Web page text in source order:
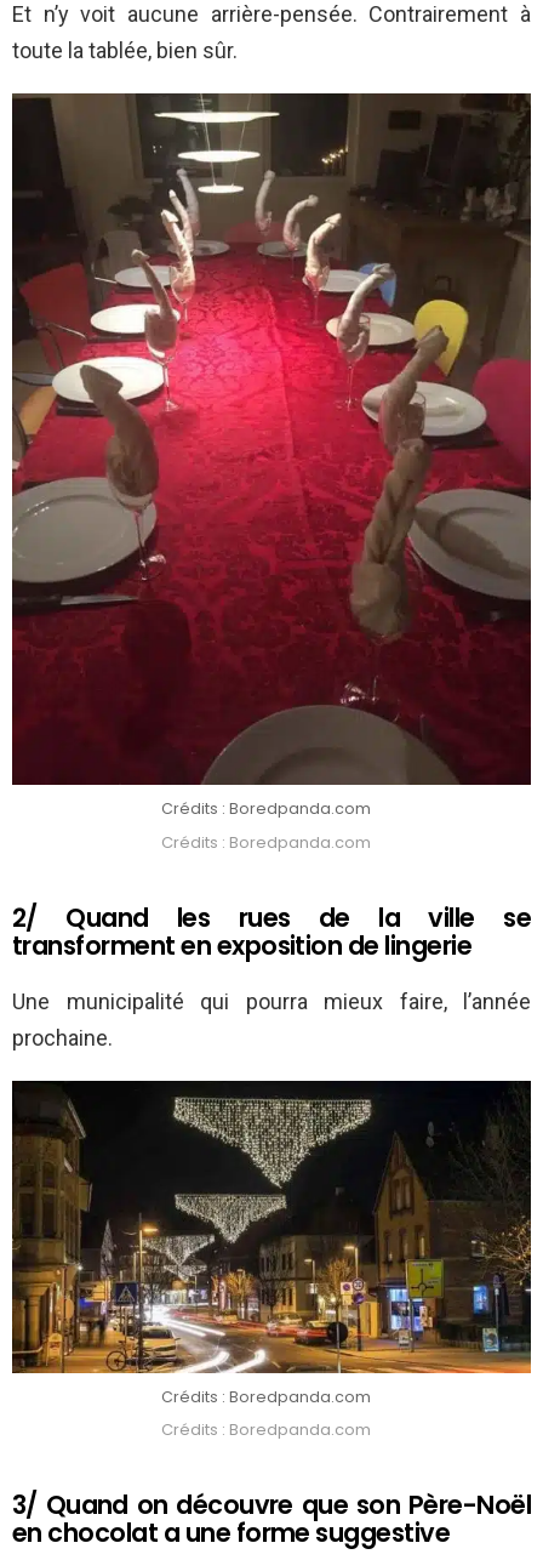
Et n’y voit aucune arrière-pensée. Contrairement à
toute la tablée, bien sûr.
Crédits : Boredpanda.com
Crédits : Boredpanda.com
2/ Quand les rues de la ville se
transforment en exposition de lingerie
Une municipalité qui pourra mieux faire, l’année
prochaine.
Crédits : Boredpanda.com
Crédits : Boredpanda.com
3/ Quand on découvre que son Père-Noël
en chocolat a une forme suggestive